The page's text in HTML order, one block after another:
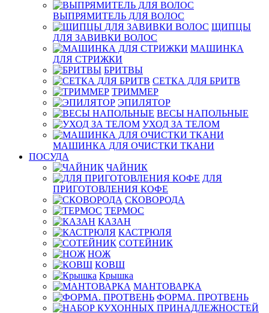
ВЫПРЯМИТЕЛЬ ДЛЯ ВОЛОС
ЩИПЦЫ
ДЛЯ ЗАВИВКИ ВОЛОС
МАШИНКА
ДЛЯ СТРИЖКИ
БРИТВЫ
СЕТКА ДЛЯ БРИТВ
ТРИММЕР
ЭПИЛЯТОР
ВЕСЫ НАПОЛЬНЫЕ
УХОД ЗА ТЕЛОМ
МАШИНКА ДЛЯ ОЧИСТКИ ТКАНИ
ПОСУДА
ЧАЙНИК
ДЛЯ
ПРИГОТОВЛЕНИЯ КОФЕ
СКОВОРОДА
ТЕРМОС
КАЗАН
КАСТРЮЛЯ
СОТЕЙНИК
НОЖ
КОВШ
Крышка
МАНТОВАРКА
ФОРМА. ПРОТВЕНЬ